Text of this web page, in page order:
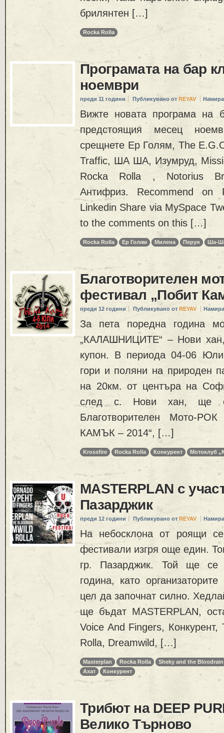
брилянтен […]
Rocka Rolla
Програмата на бар
ноември
преди 11 години Публикувано от REYAV
Вижте новата програма на
предстоящия месец
срещнете Ер Голям, The
Traffic, ША ША, Изумруд,
Rocka Rolla , Notorius
Антифриз. Recommend on
Linkedin Share via MySpace
to the comments on this […]
Rocka Rolla Ер Голям Милена Перун Ша-
Благотворителен
фестивал „Побит
преди 12 години Публикувано от REYAV
За пета поредна година
„КАЛАШНИЦИТЕ“ – Нови хан,
купон. В периода 04-06 Юли
гори и поляни на природен
на 20км. от центъра на
след с. Нови хан, ще
Благотворителен Мото-
КАМЪК – 2014“, […]
Krossfire Rocka Rolla Конкурент Мотоклуб
MASTERPLAN с
Пазарджик
преди 12 години Публикувано от REYAV
На небосклона от роящи
фестивали изгря още един.
гр. Пазарджик. Той ще се
година, като
цел да започнат силно.
ще бъдат MASTERPLAN,
Voice And Fingers, Конкурент,
Rolla, Dreamwild, […]
Masterplan Rocka Rolla
Sheky and the Bloodrain
Ахат
Конкурент
Трибют на DEEP
Велико Търново